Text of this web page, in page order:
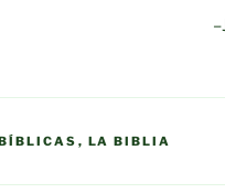
, LA BIBLIA